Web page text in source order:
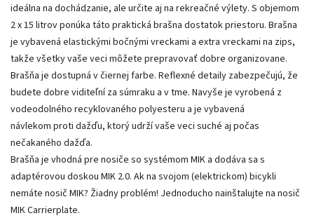
ideálna na dochádzanie, ale určite aj na rekreačné výlety. S objemom
2 x 15 litrov ponúka táto praktická brašna dostatok priestoru. Brašna
je vybavená elastickými bočnými vreckami a extra vreckami na zips,
takže všetky vaše veci môžete prepravovať dobre organizovane.
Brašňa je dostupná v čiernej farbe. Reflexné detaily zabezpečujú, že
budete dobre viditeľní za súmraku a v tme. Navyše je vyrobená z
vodeodolného recyklovaného polyesteru a je vybavená
návlekom proti dažďu, ktorý udrží vaše veci suché aj počas
nečakaného dažďa.
Brašňa je vhodná pre nosiče so systémom MIK a dodáva sa s
adaptérovou doskou MIK 2.0. Ak na svojom (elektrickom) bicykli
nemáte nosič MIK? Žiadny problém! Jednoducho nainštalujte na nosič
MIK Carrierplate.